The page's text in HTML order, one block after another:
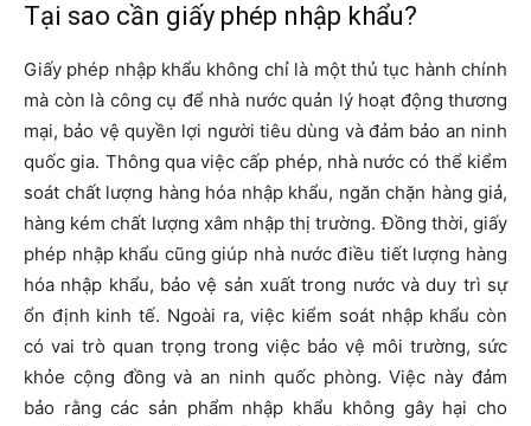
Tại sao cần giấy phép nhập khẩu?
Giấy phép nhập khẩu không chỉ là một thủ tục hành chính
mà còn là công cụ để nhà nước quản lý hoạt động thương
mại, bảo vệ quyền lợi người tiêu dùng và đảm bảo an ninh
quốc gia. Thông qua việc cấp phép, nhà nước có thể kiểm
soát chất lượng hàng hóa nhập khẩu, ngăn chặn hàng giả,
hàng kém chất lượng xâm nhập thị trường. Đồng thời, giấy
phép nhập khẩu cũng giúp nhà nước điều tiết lượng hàng
hóa nhập khẩu, bảo vệ sản xuất trong nước và duy trì sự
ổn định kinh tế. Ngoài ra, việc kiểm soát nhập khẩu còn
có vai trò quan trọng trong việc bảo vệ môi trường, sức
khỏe cộng đồng và an ninh quốc phòng. Việc này đảm
bảo rằng các sản phẩm nhập khẩu không gây hại cho